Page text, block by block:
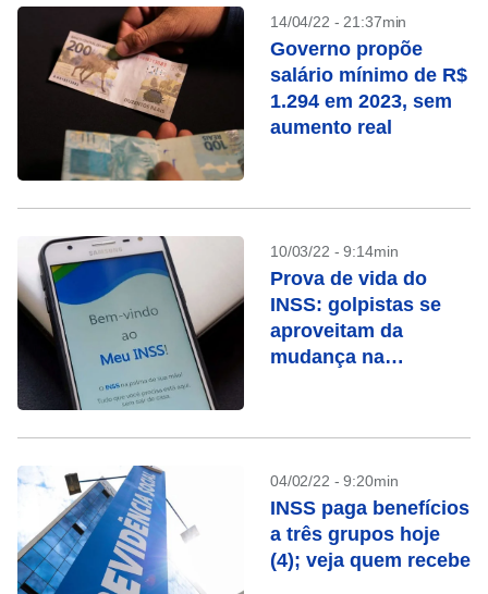
14/04/22 - 21:37min
Governo propõe
salário mínimo de R$
1.294 em 2023, sem
aumento real
10/03/22 - 9:14min
Prova de vida do
INSS: golpistas se
aproveitam da
mudança na
04/02/22 - 9:20min
INSS paga benefícios
a três grupos hoje
(4); veja quem recebe